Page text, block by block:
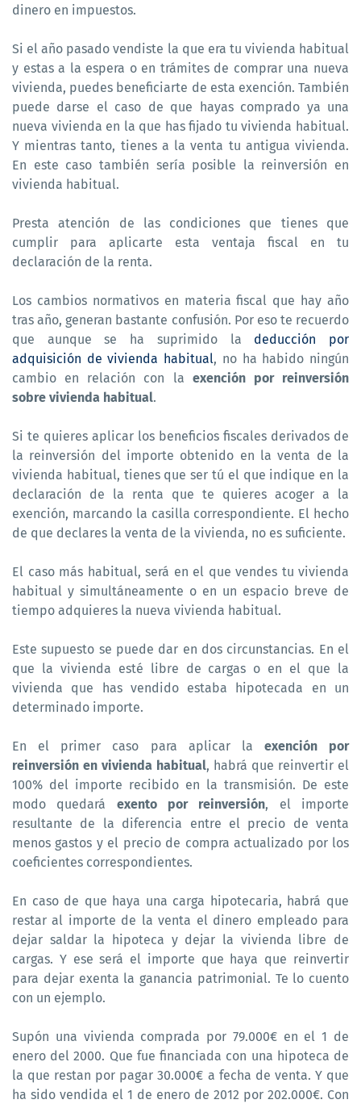
dinero en impuestos.
Si el año pasado vendiste la que era tu vivienda habitual
y estas a la espera o en trámites de comprar una nueva
vivienda, puedes beneficiarte de esta exención. También
puede darse el caso de que hayas comprado ya una
nueva vivienda en la que has fijado tu vivienda habitual.
Y mientras tanto, tienes a la venta tu antigua vivienda.
En este caso también sería posible la reinversión en
vivienda habitual.
Presta atención de las condiciones que tienes que
cumplir para aplicarte esta ventaja fiscal en tu
declaración de la renta.
Los cambios normativos en materia fiscal que hay año
tras año, generan bastante confusión. Por eso te recuerdo
que aunque se ha suprimido la deducción por
adquisición de vivienda habitual, no ha habido ningún
cambio en relación con la exención por reinversión
sobre vivienda habitual.
Si te quieres aplicar los beneficios fiscales derivados de
la reinversión del importe obtenido en la venta de la
vivienda habitual, tienes que ser tú el que indique en la
declaración de la renta que te quieres acoger a la
exención, marcando la casilla correspondiente. El hecho
de que declares la venta de la vivienda, no es suficiente.
El caso más habitual, será en el que vendes tu vivienda
habitual y simultáneamente o en un espacio breve de
tiempo adquieres la nueva vivienda habitual.
Este supuesto se puede dar en dos circunstancias. En el
que la vivienda esté libre de cargas o en el que la
vivienda que has vendido estaba hipotecada en un
determinado importe.
En el primer caso para aplicar la exención por
reinversión en vivienda habitual, habrá que reinvertir el
100% del importe recibido en la transmisión. De este
modo quedará exento por reinversión, el importe
resultante de la diferencia entre el precio de venta
menos gastos y el precio de compra actualizado por los
coeficientes correspondientes.
En caso de que haya una carga hipotecaria, habrá que
restar al importe de la venta el dinero empleado para
dejar saldar la hipoteca y dejar la vivienda libre de
cargas. Y ese será el importe que haya que reinvertir
para dejar exenta la ganancia patrimonial. Te lo cuento
con un ejemplo.
Supón una vivienda comprada por 79.000€ en el 1 de
enero del 2000. Que fue financiada con una hipoteca de
la que restan por pagar 30.000€ a fecha de venta. Y que
ha sido vendida el 1 de enero de 2012 por 202.000€. Con